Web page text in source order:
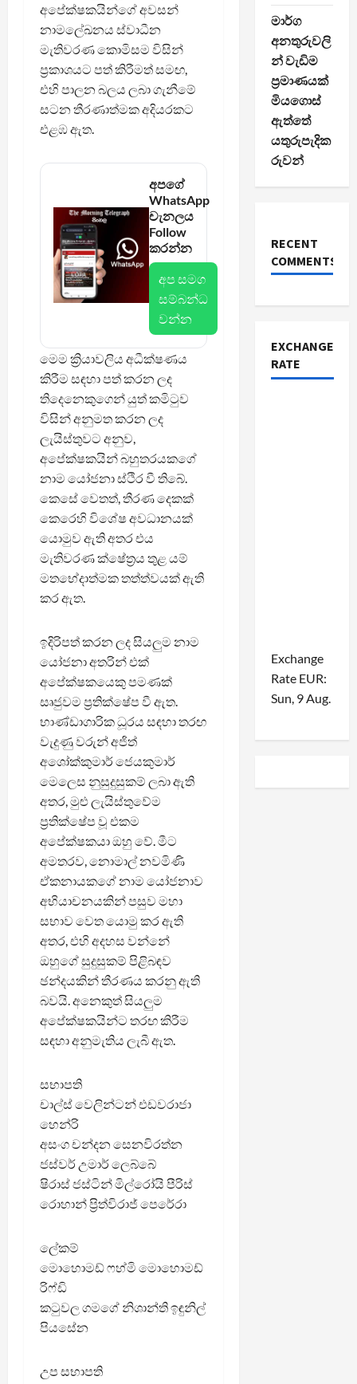
අපේක්ෂකයින්ගේ අවසන්
නාමලේඛනය ස්වාධීන
මැතිවරණ කොමිසම විසින්
ප්‍රකාශයට පත් කිරීමත් සමඟ,
එහි පාලන බලය ලබා ගැනීමේ
සටන තීරණාත්මක අදියරකට
එළඹ ඇත.
අපගේ
WhatsApp
චැනලය
Follow
කරන්න
අප සමග
සම්බන්ධ
වන්න
මෙම ක්‍රියාවලිය අධීක්ෂණය
කිරීම සඳහා පත් කරන ලද
තිදෙනෙකුගෙන් යුත් කමිටුව
විසින් අනුමත කරන ලද
ලැයිස්තුවට අනුව,
අපේක්ෂකයින් බහුතරයකගේ
නාම යෝජනා ස්ථිර වී තිබේ.
කෙසේ වෙතත්, තීරණ දෙකක්
කෙරෙහි විශේෂ අවධානයක්
යොමුව ඇති අතර එය
මැතිවරණ ක්ෂේත්‍රය තුළ යම්
මතභේදාත්මක තත්ත්වයක් ඇති
කර ඇත.
ඉදිරිපත් කරන ලද සියලුම නාම
යෝජනා අතරින් එක්
අපේක්ෂකයෙකු පමණක්
සෘජුවම ප්‍රතික්ෂේප වී ඇත.
භාණ්ඩාගාරික ධූරය සඳහා තරඟ
වැදුණු වරුන් අජිත්
අශෝක්කුමාර් ජෙයකුමාර්
මෙලෙස නුසුදුසුකම් ලබා ඇති
අතර, මුළු ලැයිස්තුවේම
ප්‍රතික්ෂේප වූ එකම
අපේක්ෂකයා ඔහු වේ. මීට
අමතරව, නොමාල් නවමිණි
ඒකනායකගේ නාම යෝජනාව
අභියාචනයකින් පසුව මහා
සභාව වෙත යොමු කර ඇති
අතර, එහි අදහස වන්නේ
ඔහුගේ සුදුසුකම් පිළිබඳව
ඡන්දයකින් තීරණය කරනු ඇති
බවයි. අනෙකුත් සියලුම
අපේක්ෂකයින්ට තරඟ කිරීම
සඳහා අනුමැතිය ලැබී ඇත.
සභාපති
චාල්ස් වෙලින්ටන් එඩවරාජා
හෙන්රි
අසංග චන්දන සෙනවිරත්න
ජස්වර් උමාර් ලෙබ්බේ
ෂිරාස් ජස්ටින් මිල්රෝයි පීරිස්
රොහාන් ප්‍රිත්විරාජ් පෙරේරා
ලේකම්
මොහොමඩ් ෆහ්මි මොහොමඩ්
රිෆ්ඩි
කටුවල ගමගේ නිශාන්ති ඉඳුනිල්
පියසේන
උප සභාපති
මාර්ග
අනතුරුවලි
න් වැඩිම
ප්‍රමාණයක්
මියගොස්
ඇත්තේ
යතුරුපැදික
රුවන්
RECENT
COMMENTS
EXCHANGE
RATE
Exchange
Rate EUR:
Sun, 9 Aug.